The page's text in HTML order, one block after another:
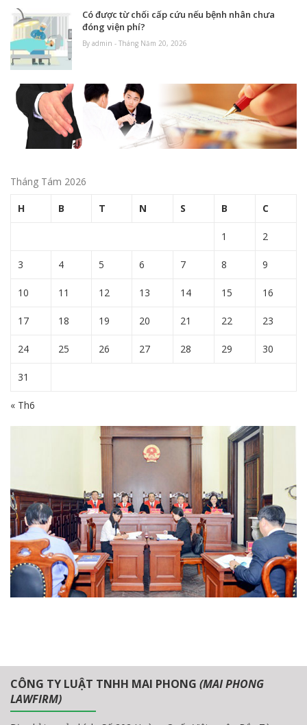
Có được từ chối cấp cứu nếu bệnh nhân chưa
đóng viện phí?
By admin - Tháng Năm 20, 2026
Tháng Tám 2026
H B T N S B C
1 2
3 4 5 6 7 8 9
10 11 12 13 14 15 16
17 18 19 20 21 22 23
24 25 26 27 28 29 30
31
« Th6
CÔNG TY LUẬT TNHH MAI PHONG (MAI PHONG
LAWFIRM)